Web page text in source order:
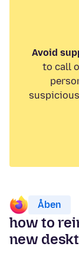
Avoid
to call
Åben
how to
new